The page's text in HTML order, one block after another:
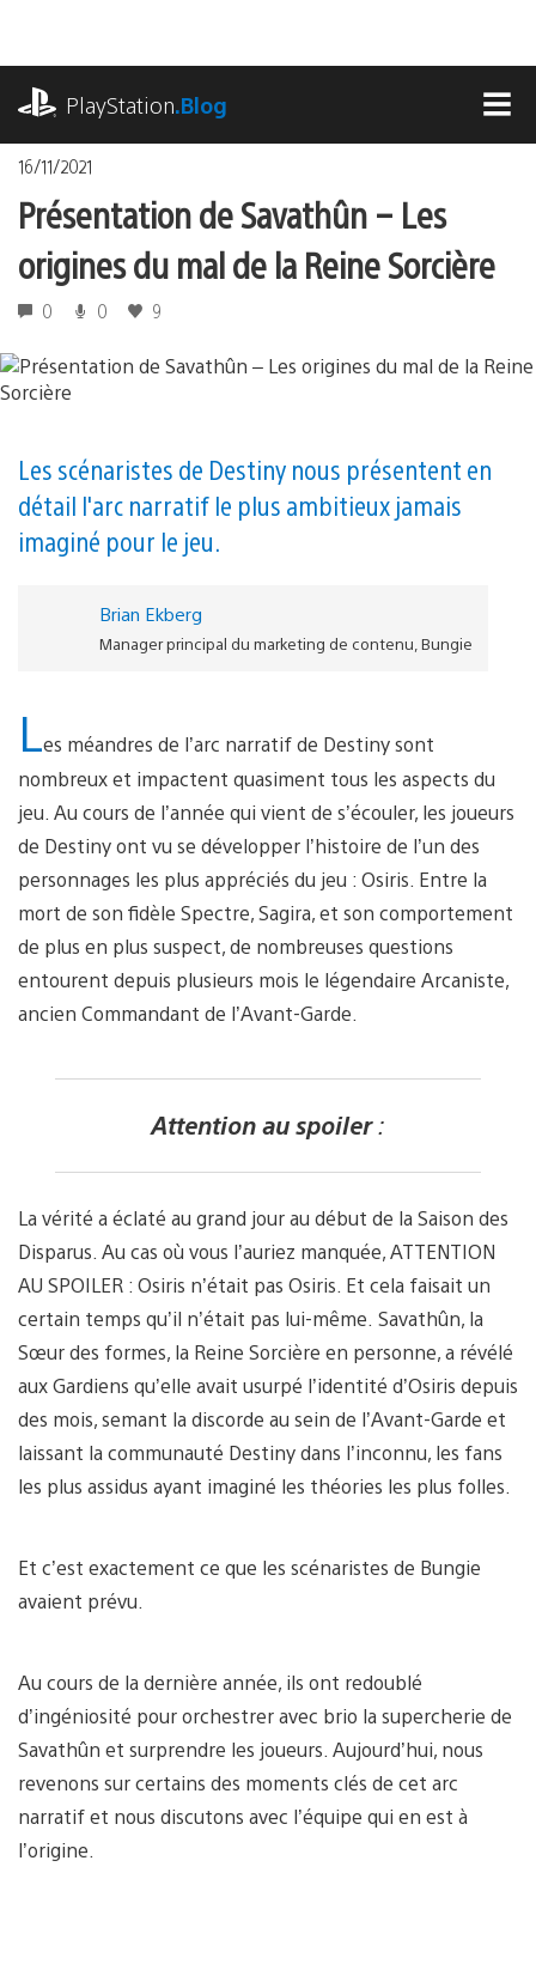
contenu
PlayStation.Blog
16/11/2021
Présentation de Savathûn – Les
origines du mal de la Reine Sorcière
0 0 9
Les scénaristes de Destiny nous présentent en
détail l'arc narratif le plus ambitieux jamais
imaginé pour le jeu.
Brian Ekberg
Manager principal du marketing de contenu, Bungie
Les méandres de l’arc narratif de Destiny sont
nombreux et impactent quasiment tous les aspects du
jeu. Au cours de l’année qui vient de s’écouler, les joueurs
de Destiny ont vu se développer l’histoire de l’un des
personnages les plus appréciés du jeu : Osiris. Entre la
mort de son fidèle Spectre, Sagira, et son comportement
de plus en plus suspect, de nombreuses questions
entourent depuis plusieurs mois le légendaire Arcaniste,
ancien Commandant de l’Avant-Garde.
Attention au spoiler:
La vérité a éclaté au grand jour au début de la Saison des
Disparus. Au cas où vous l’auriez manquée, ATTENTION
AU SPOILER : Osiris n’était pas Osiris. Et cela faisait un
certain temps qu’il n’était pas lui-même. Savathûn, la
Sœur des formes, la Reine Sorcière en personne, a révélé
aux Gardiens qu’elle avait usurpé l’identité d’Osiris depuis
des mois, semant la discorde au sein de l’Avant-Garde et
laissant la communauté Destiny dans l’inconnu, les fans
les plus assidus ayant imaginé les théories les plus folles.
Et c’est exactement ce que les scénaristes de Bungie
avaient prévu.
Au cours de la dernière année, ils ont redoublé
d’ingéniosité pour orchestrer avec brio la supercherie de
Savathûn et surprendre les joueurs. Aujourd’hui, nous
revenons sur certains des moments clés de cet arc
narratif et nous discutons avec l’équipe qui en est à
l’origine.